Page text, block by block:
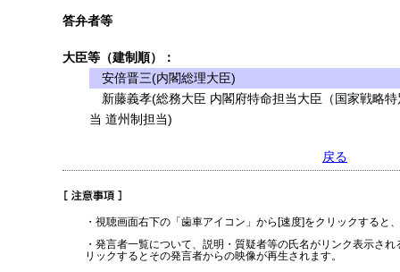
答弁者等
大臣等（建制順）：
安倍晋三(内閣総理大臣)
新藤義孝(総務大臣 内閣府特命担当大臣（国家戦略
当 道州制担当)
戻る
・視聴画面右下の「歯車アイコン」から[速度]をクリックすると
・発言者一覧について、説明・質疑者等の氏名がリンク表示さ
リックするとその発言者からの映像が再生されます。